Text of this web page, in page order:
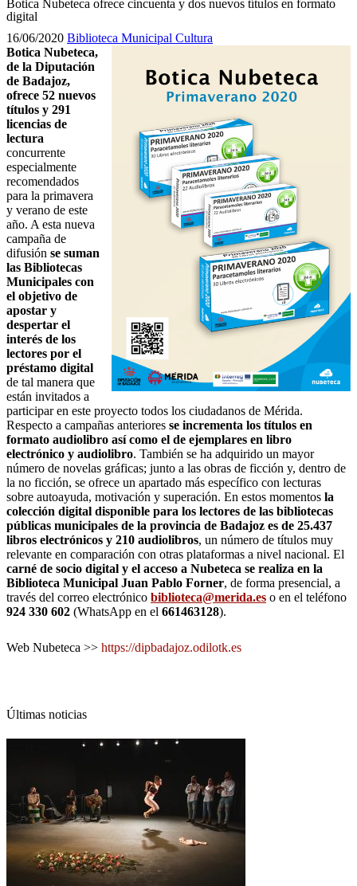
Botica Nubeteca ofrece cincuenta y dos nuevos títulos en formato
digital
16/06/2020 Biblioteca Municipal Cultura
Botica Nubeteca,
de la Diputación
de Badajoz,
ofrece 52 nuevos
títulos y 291
licencias de
lectura
concurrente
especialmente
recomendados
para la primavera
y verano de este
año. A esta nueva
campaña de
difusión se suman
las Bibliotecas
Municipales con
el objetivo de
apostar y
despertar el
interés de los
lectores por el
préstamo digital
de tal manera que
están invitados a
participar en este proyecto todos los ciudadanos de Mérida.
Respecto a campañas anteriores se incrementa los títulos en
formato audiolibro así como el de ejemplares en libro
electrónico y audiolibro. También se ha adquirido un mayor
número de novelas gráficas; junto a las obras de ficción y, dentro de
la no ficción, se ofrece un apartado más específico con lecturas
sobre autoayuda, motivación y superación. En estos momentos la
colección digital disponible para los lectores de las bibliotecas
públicas municipales de la provincia de Badajoz es de 25.437
libros electrónicos y 210 audiolibros, un número de títulos muy
relevante en comparación con otras plataformas a nivel nacional. El
carné de socio digital y el acceso a Nubeteca se realiza en la
Biblioteca Municipal Juan Pablo Forner, de forma presencial, a
través del correo electrónico biblioteca@merida.es o en el teléfono
924 330 602 (WhatsApp en el 661463128).
Web Nubeteca >> https://dipbadajoz.odilotk.es
Últimas noticias